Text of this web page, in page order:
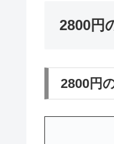
2800円
2800円